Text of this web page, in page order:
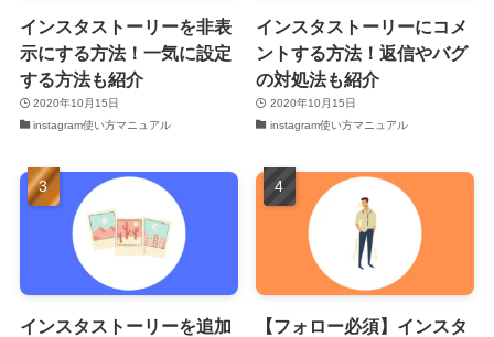
インスタストーリーを非表
示にする方法！一気に設定
する方法も紹介
2020年10月15日
instagram使い方マニュアル
インスタストーリーにコメ
ントする方法！返信やバグ
の対処法も紹介
2020年10月15日
instagram使い方マニュアル
インスタストーリーを追加
【フォロー必須】インスタ